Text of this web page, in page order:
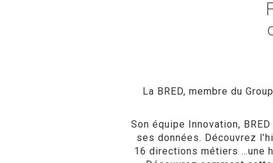
La BRED, membre du
Son équipe Innovation,
ses données. Découvrez
16 directions métiers …une